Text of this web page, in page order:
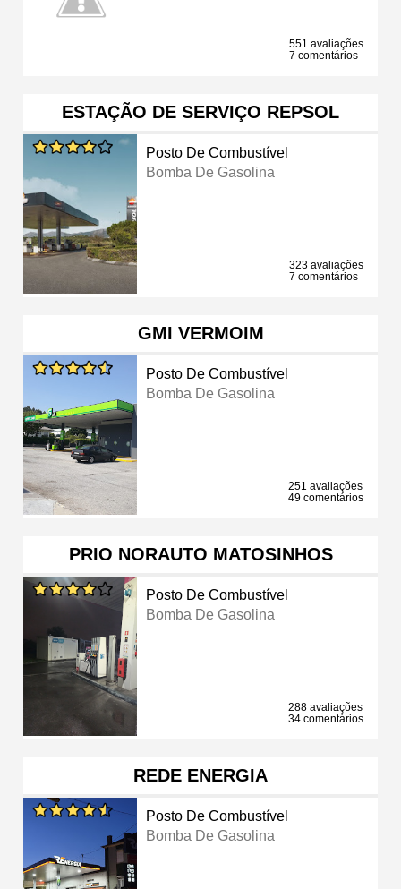
551 avaliações
7 comentários
ESTAÇÃO DE SERVIÇO REPSOL
Posto De Combustível
Bomba De Gasolina
323 avaliações
7 comentários
GMI VERMOIM
Posto De Combustível
Bomba De Gasolina
251 avaliações
49 comentários
PRIO NORAUTO MATOSINHOS
Posto De Combustível
Bomba De Gasolina
288 avaliações
34 comentários
REDE ENERGIA
Posto De Combustível
Bomba De Gasolina